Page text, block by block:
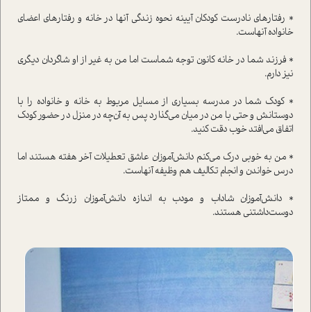
* رفتارهای نادرست کودکان آیینه نحوه زندگی آنها در خانه و رفتارهای اعضای
خانواده آنهاست.
* فرزند شما در خانه کانون توجه شماست اما من به غیر از او شاگردان دیگری
نیز دارم.
* کودک شما در مدرسه بسیاری از مسایل مربوط به خانه و خانواده را با
دوستانش و حتی با من در میان می‌گذارد پس به آن‌چه در منزل در حضور کودک
اتفاق می‌افتد خوب دقت کنید.
* من به خوبی درک می‌کنم دانش‌آموزان عاشق تعطیلات آخر هفته هستند اما
درس خواندن و انجام تکالیف هم وظیفه آنهاست.
* دانش‌آموزان شاداب و مودب به اندازه دانش‌آموزان زرنگ و ممتاز
دوست‌داشتنی هستند.